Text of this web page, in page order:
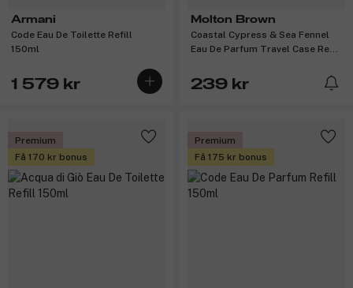
Armani
Code Eau De Toilette Refill
150ml
1 579 kr
Molton Brown
Coastal Cypress & Sea Fennel
Eau De Parfum Travel Case Refill
239 kr
Premium
Få 170 kr bonus
Premium
Få 175 kr bonus